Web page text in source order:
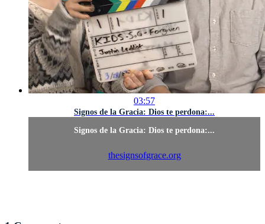
03:57
Signos de la Gracia: Dios te perdona:...
Signos de la Gracia: Dios te perdona:...
thesignsofgrace.org